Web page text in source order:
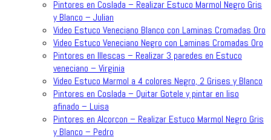
Pintores en Coslada – Realizar Estuco Marmol Negro Gris
y Blanco – Julian
Video Estuco Veneciano Blanco con Laminas Cromadas Oro
Video Estuco Veneciano Negro con Laminas Cromadas Oro
Pintores en Illescas – Realizar 3 paredes en Estuco
veneciano – Virginia
Video Estuco Marmol a 4 colores Negro, 2 Grises y Blanco
Pintores en Coslada – Quitar Gotele y pintar en liso
afinado – Luisa
Pintores en Alcorcon – Realizar Estuco Marmol Negro Gris
y Blanco – Pedro